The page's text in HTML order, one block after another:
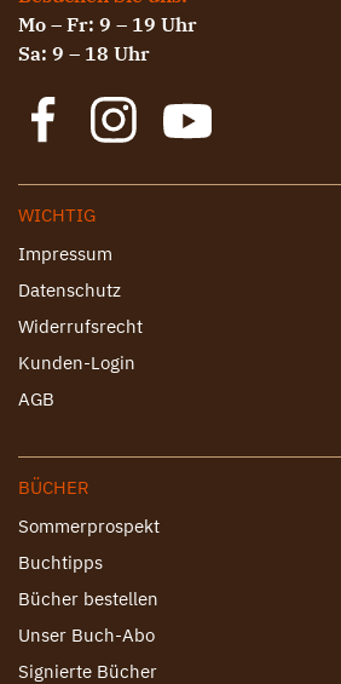
Mo – Fr: 9 – 19 Uhr
Sa: 9 – 18 Uhr
WICHTIG
Impressum
Datenschutz
Widerrufsrecht
Kunden-Login
AGB
BÜCHER
Sommerprospekt
Buchtipps
Bücher bestellen
Unser Buch-Abo
Signierte Bücher